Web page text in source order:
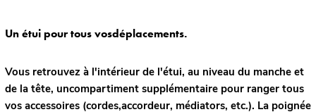
Un étui pour tous vosdéplacements.
Vous retrouvez à l'intérieur de l'étui, au niveau du manche et
de la tête, uncompartiment supplémentaire pour ranger tous
vos accessoires (cordes,accordeur, médiators, etc.). La poignée